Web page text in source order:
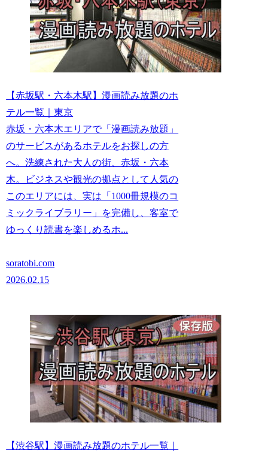
【赤坂駅・六本木駅】漫画読み放題のホ
テル一覧｜東京
赤坂・六本木エリアで「漫画読み放題」
のサービスがあるホテルをお探しの方
へ。洗練された大人の街、赤坂・六本
木。ビジネスや観光の拠点として人気の
このエリアには、実は「1000冊規模のコ
ミックライブラリー」を完備し、客室で
ゆっくり読書を楽しめるホ...
soratobi.com
2026.02.15
【渋谷駅】漫画読み放題のホテル一覧｜